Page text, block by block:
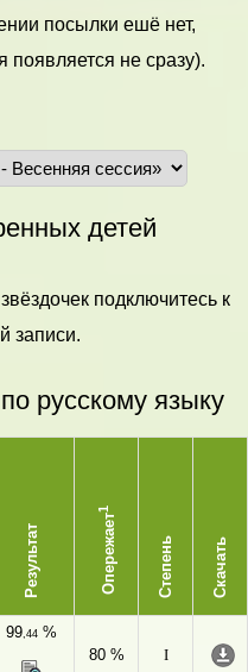
посылки ешё нет,
не сразу).
детей
подключитесь к
записи.
русскому языку
Результат Опережает
1
Степень Скачать
99,44 %
80 %
I